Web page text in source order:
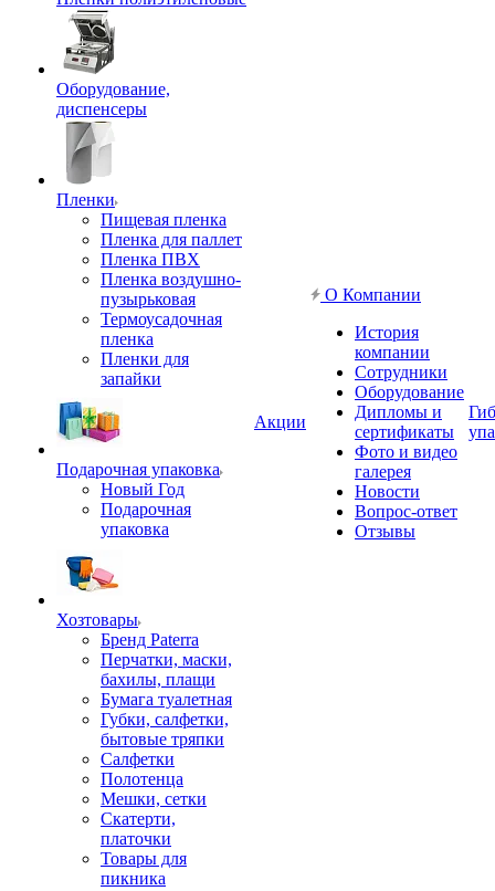
Оборудование,
диспенсеры
Пленки
Пищевая пленка
Пленка для паллет
Пленка ПВХ
Пленка воздушно-
пузырьковая
Термоусадочная
пленка
Пленки для
запайки
Подарочная упаковка
Новый Год
Подарочная
упаковка
Хозтовары
Бренд Paterra
Перчатки, маски,
бахилы, плащи
Бумага туалетная
Губки, салфетки,
бытовые тряпки
Салфетки
Полотенца
Мешки, сетки
Скатерти,
платочки
Товары для
пикника
Акции
О Компании
История
компании
Сотрудники
Оборудование
Дипломы и
сертификаты
Фото и видео
галерея
Новости
Вопрос-ответ
Отзывы